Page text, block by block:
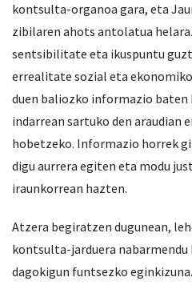
kontsulta-organoa gara, eta
zibilaren ahots antolatua
sentsibilitate eta ikuspuntu
errealitate sozial eta
duen baliozko informazio baten
indarrean sartuko den araudian
hobetzeko. Informazio horrek
digu aurrera egiten eta modu
iraunkorrean hazten.
Atzera begiratzen dugunean,
kontsulta-jarduera
dagokigun funtsezko